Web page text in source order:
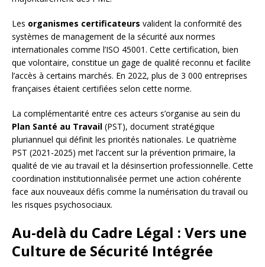
Les organismes certificateurs valident la conformité des
systèmes de management de la sécurité aux normes
internationales comme l’ISO 45001. Cette certification, bien
que volontaire, constitue un gage de qualité reconnu et facilite
l’accès à certains marchés. En 2022, plus de 3 000 entreprises
françaises étaient certifiées selon cette norme.
La complémentarité entre ces acteurs s’organise au sein du
Plan Santé au Travail (PST), document stratégique
pluriannuel qui définit les priorités nationales. Le quatrième
PST (2021-2025) met l’accent sur la prévention primaire, la
qualité de vie au travail et la désinsertion professionnelle. Cette
coordination institutionnalisée permet une action cohérente
face aux nouveaux défis comme la numérisation du travail ou
les risques psychosociaux.
Au-delà du Cadre Légal : Vers une
Culture de Sécurité Intégrée